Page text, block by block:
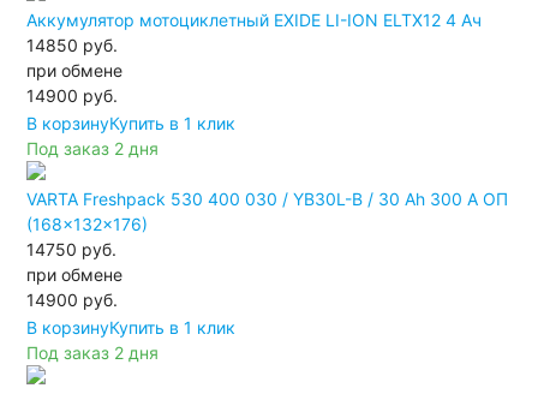
Аккумулятор мотоциклетный EXIDE LI-ION ELTX12 4 Ач
14850 руб.
при обмене
14900 руб.
В корзинуКупить в 1 клик
Под заказ 2 дня
VARTA Freshpack 530 400 030 / YB30L-B / 30 Ah 300 A ОП
(168x132x176)
14750 руб.
при обмене
14900 руб.
В корзинуКупить в 1 клик
Под заказ 2 дня